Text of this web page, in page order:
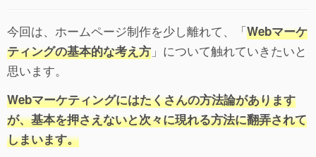
今回は、ホームページ制作を少し離れて、「Webマーケ
ティングの基本的な考え方 」について触れていきたいと
思います。
Webマーケティングにはたくさんの方法論があります
が、基本を押さえないと次々に現れる方法に翻弄されて
しまいます。